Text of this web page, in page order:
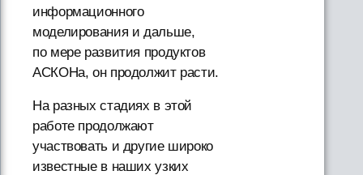
информационного
моделирования и дальше,
по мере развития продуктов
АСКОНа, он продолжит расти.
На разных стадиях в этой
работе продолжают
участвовать и другие широко
известные в наших узких